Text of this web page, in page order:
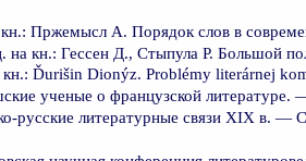
кн.: Пржемысл А. Порядок слов в
на кн.: Гессен Д., Стыпула Р. Большой
кн.: Ďurišin Dionýz. Problémy literárnej
ученые о французской
русские литературные связи XIX в. —